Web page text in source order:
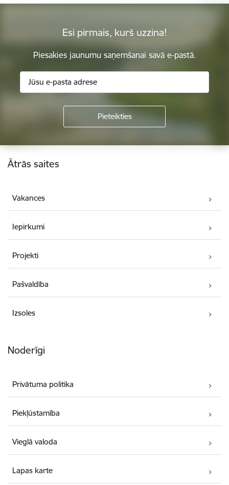
Esi pirmais, kurš uzzina!
Piesakies jaunumu saņemšanai savā e-pastā.
Kājene
Ātrās saites
Vakances
Iepirkumi
Projekti
Pašvaldība
Izsoles
Noderīgi
Privātuma politika
Piekļūstamība
Vieglā valoda
Lapas karte